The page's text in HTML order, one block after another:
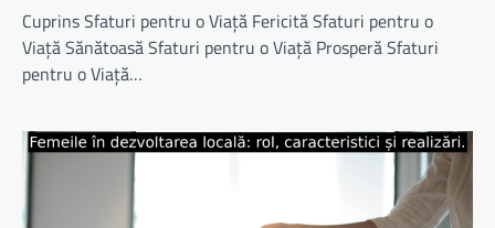
Cuprins Sfaturi pentru o Viață Fericită Sfaturi pentru o
Viață Sănătoasă Sfaturi pentru o Viață Prosperă Sfaturi
pentru o Viață…